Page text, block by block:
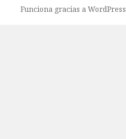
Funciona gracias a WordPress